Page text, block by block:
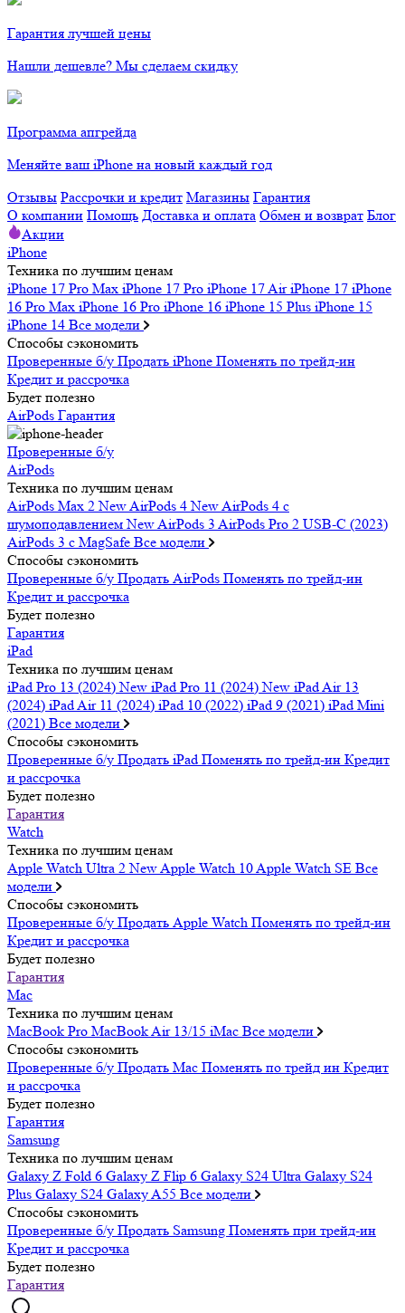
Гарантия лучшей цены
Нашли дешевле? Мы сделаем скидку
Программа апгрейда
Меняйте ваш iPhone на новый каждый год
Отзывы Рассрочки и кредит Магазины Гарантия
О компании Помощь Доставка и оплата Обмен и возврат Блог
Акции
iPhone
Техника по лучшим ценам
iPhone 17 Pro Max iPhone 17 Pro iPhone 17 AiriPhone 17 iPhone
16 Pro Max iPhone 16 Pro iPhone 16 iPhone 15 Plus iPhone 15
iPhone 14 Все модели
Способы сэкономить
Проверенные б/у Продать iPhone Поменять по трейд-ин
Кредит и рассрочка
Будет полезно
AirPods Гарантия
Проверенные б/у
AirPods
Техника по лучшим ценам
AirPods Max 2NewAirPods 4NewAirPods 4 c
шумоподавлениемNewAirPods 3 AirPods Pro 2 USB-C (2023)
AirPods 3 c MagSafe Все модели
Способы сэкономить
Проверенные б/у Продать AirPods Поменять по трейд-ин
Кредит и рассрочка
Будет полезно
Гарантия
iPad
Техника по лучшим ценам
iPad Pro 13 (2024)New iPad Pro 11 (2024)New iPad Air 13
(2024) iPad Air 11 (2024) iPad 10 (2022) iPad 9 (2021) iPad Mini
(2021) Все модели
Способы сэкономить
Проверенные б/у Продать iPad Поменять по трейд-ин Кредит
и рассрочка
Будет полезно
Гарантия
Watch
Техника по лучшим ценам
Apple Watch Ultra 2NewApple Watch 10Apple Watch SE Все
модели
Способы сэкономить
Проверенные б/у Продать Apple Watch Поменять по трейд-ин
Кредит и рассрочка
Будет полезно
Гарантия
Mac
Техника по лучшим ценам
MacBook Pro MacBook Air 13/15 iMac Все модели
Способы сэкономить
Проверенные б/у Продать Mac Поменять по трейд ин Кредит
и рассрочка
Будет полезно
Гарантия
Samsung
Техника по лучшим ценам
Galaxy Z Fold 6 Galaxy Z Flip 6 Galaxy S24 Ultra Galaxy S24
Plus Galaxy S24 Galaxy A55 Все модели
Способы сэкономить
Проверенные б/у Продать Samsung Поменять при трейд-ин
Кредит и рассрочка
Будет полезно
Гарантия